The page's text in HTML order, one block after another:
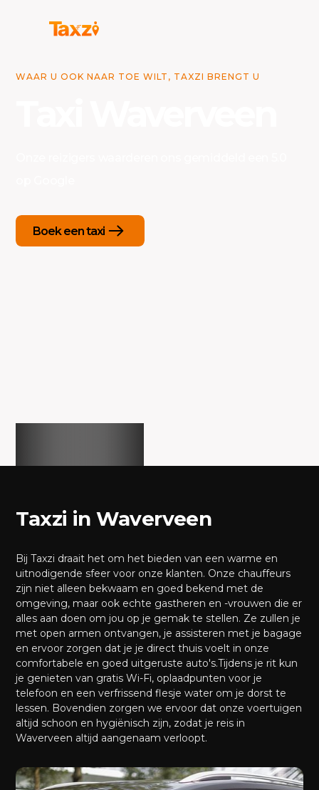
WAAR U OOK NAAR TOE WILT, TAXZI BRENGT U
Boek een taxi
Taxzi in Waverveen
Bij Taxzi draait het om het bieden van een warme en
uitnodigende sfeer voor onze klanten. Onze chauffeurs
zijn niet alleen bekwaam en goed bekend met de
omgeving, maar ook echte gastheren en -vrouwen die er
alles aan doen om jou op je gemak te stellen. Ze zullen je
met open armen ontvangen, je assisteren met je bagage
en ervoor zorgen dat je je direct thuis voelt in onze
comfortabele en goed uitgeruste auto's.Tijdens je rit kun
je genieten van gratis Wi-Fi, oplaadpunten voor je
telefoon en een verfrissend flesje water om je dorst te
lessen. Bovendien zorgen we ervoor dat onze voertuigen
altijd schoon en hygiënisch zijn, zodat je reis in
Waverveen altijd aangenaam verloopt.